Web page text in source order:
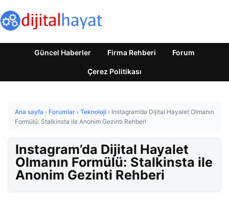
Güncel Haberler Firma Rehberi Forum
Çerez Politikası
Ana sayfa › Forumlar › Teknoloji › Instagram’da Dijital Hayalet Olmanın
Formülü: Stalkinsta ile Anonim Gezinti Rehberi
Instagram’da Dijital Hayalet
Olmanın Formülü: Stalkinsta ile
Anonim Gezinti Rehberi